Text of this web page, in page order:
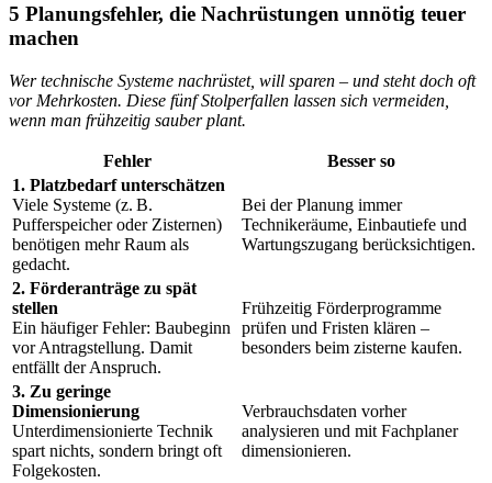
5 Planungsfehler, die Nachrüstungen unnötig teuer
machen
Wer technische Systeme nachrüstet, will sparen – und steht doch oft
vor Mehrkosten. Diese fünf Stolperfallen lassen sich vermeiden,
wenn man frühzeitig sauber plant.
Fehler
Besser so
1. Platzbedarf unterschätzen
Viele Systeme (z. B.
Pufferspeicher oder Zisternen)
benötigen mehr Raum als
gedacht.
Bei der Planung immer
Technikeräume, Einbautiefe und
Wartungszugang berücksichtigen.
2. Förderanträge zu spät
stellen
Ein häufiger Fehler: Baubeginn
vor Antragstellung. Damit
entfällt der Anspruch.
Frühzeitig Förderprogramme
prüfen und Fristen klären –
besonders beim zisterne kaufen.
3. Zu geringe
Dimensionierung
Unterdimensionierte Technik
spart nichts, sondern bringt oft
Folgekosten.
Verbrauchsdaten vorher
analysieren und mit Fachplaner
dimensionieren.